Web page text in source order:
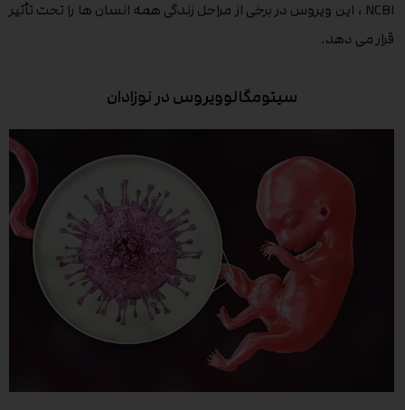
NCBI ، این ویروس در برخی از مراحل زندگی همه انسان ها را تحت تأثیر
قرار می دهد.
سیتومگالوویروس در نوزادان